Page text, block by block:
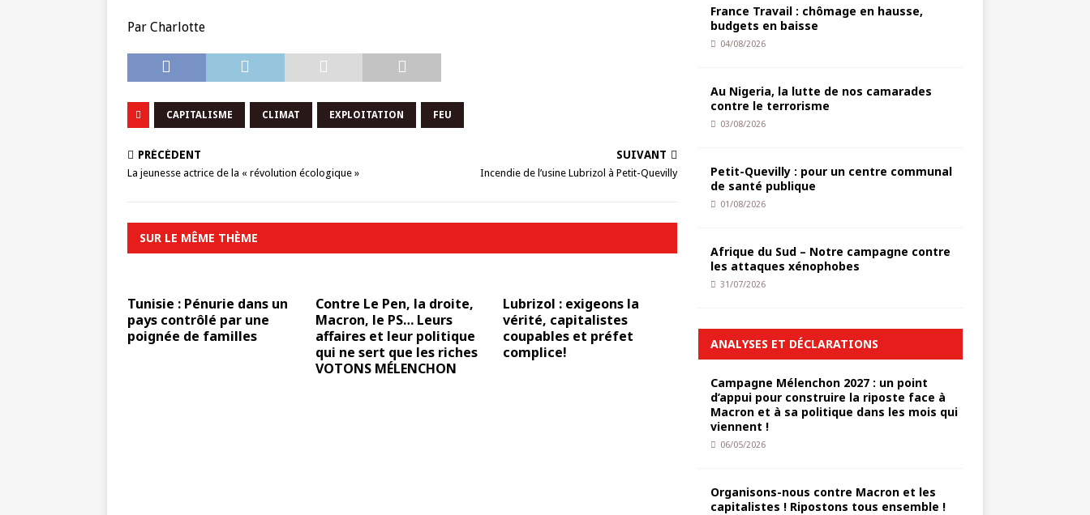
Par Charlotte
CAPITALISME CLIMAT EXPLOITATION FEU
PRÉCÉDENT
La jeunesse actrice de la « révolution écologique »
SUIVANT
Incendie de l’usine Lubrizol à Petit-Quevilly
SUR LE MÊME THÈME
Tunisie : Pénurie dans un
pays contrôlé par une
poignée de familles
Contre Le Pen, la droite,
Macron, le PS… Leurs
affaires et leur politique
qui ne sert que les riches
VOTONS MÉLENCHON
Lubrizol : exigeons la
vérité, capitalistes
coupables et préfet
complice!
France Travail : chômage en hausse,
budgets en baisse
04/08/2026
Au Nigeria, la lutte de nos camarades
contre le terrorisme
03/08/2026
Petit-Quevilly : pour un centre communal
de santé publique
01/08/2026
Afrique du Sud – Notre campagne contre
les attaques xénophobes
31/07/2026
ANALYSES ET DÉCLARATIONS
Campagne Mélenchon 2027 : un point
d’appui pour construire la riposte face à
Macron et à sa politique dans les mois qui
viennent !
06/05/2026
Organisons-nous contre Macron et les
capitalistes ! Ripostons tous ensemble !